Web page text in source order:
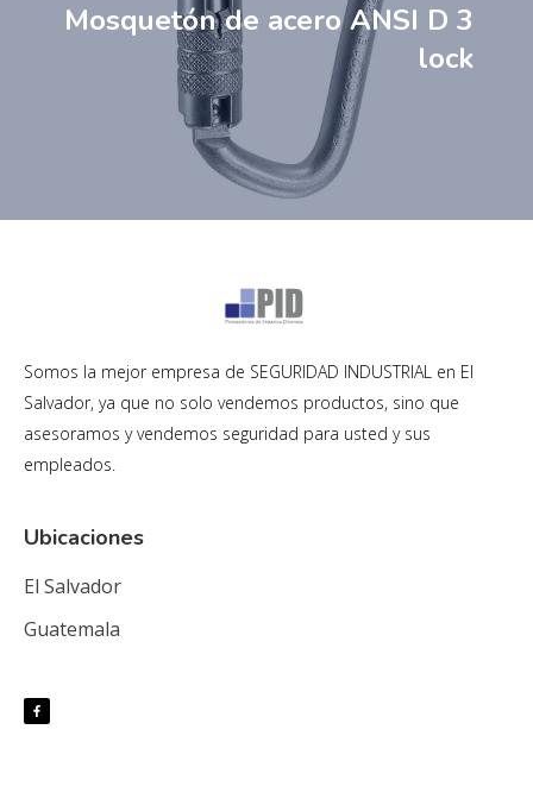
Mosquetón de acero ANSI D 3
lock
Somos la mejor empresa de SEGURIDAD INDUSTRIAL en El
Salvador, ya que no solo vendemos productos, sino que
asesoramos y vendemos seguridad para usted y sus
empleados.
Ubicaciones
El Salvador
Guatemala